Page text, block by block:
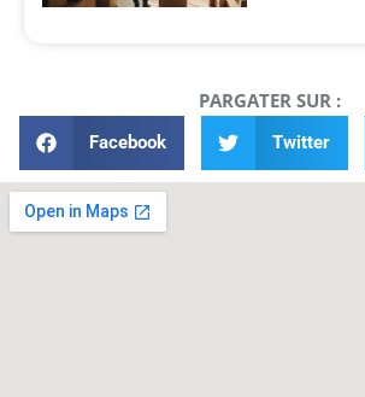
PARGATER SUR :
Facebook Twitter